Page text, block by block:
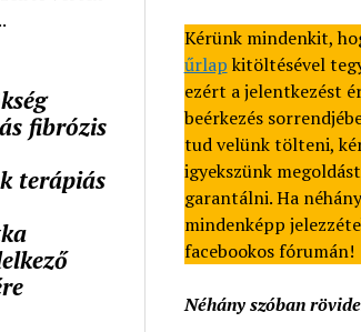
fibrózis
terápiás
Kérünk mindenkit,
űrlapkitöltésével
ezért a jelentkezést
beérkezés
tud velünk tölteni,
igyekszünk
garantálni. Ha
mindenképp
facebookos fórumán!
Néhány szóban